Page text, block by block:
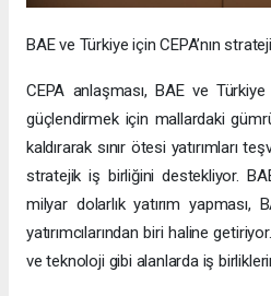
BAE ve Türkiye için CEPA’nın
CEPA anlaşması, BAE ve
güçlendirmek için mallardaki
kaldırarak sınır ötesi yatırımları
stratejik iş birliğini destekliyor.
milyar dolarlık yatırım yapması,
yatırımcılarından biri haline
ve teknoloji gibi alanlarda iş